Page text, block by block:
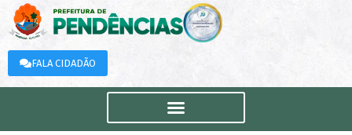
FALA CIDADÃO